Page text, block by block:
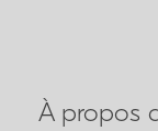
À propos